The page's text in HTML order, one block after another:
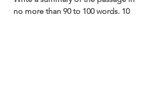
no more than 90 to 100 words. 10